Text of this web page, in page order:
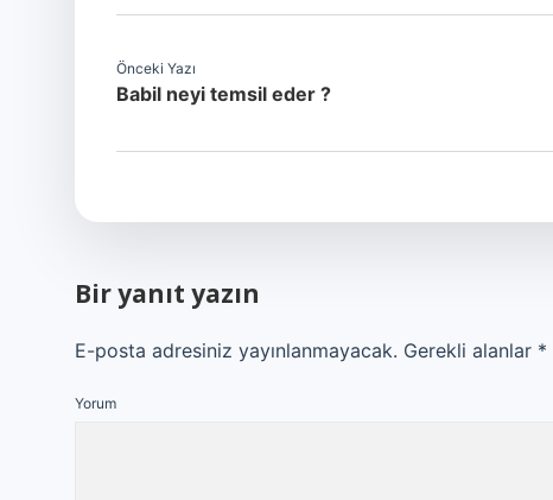
Önceki Yazı
Babil neyi temsil eder ?
Bir yanıt yazın
E-posta adresiniz yayınlanmayacak. Gerekli alanlar *
Yorum